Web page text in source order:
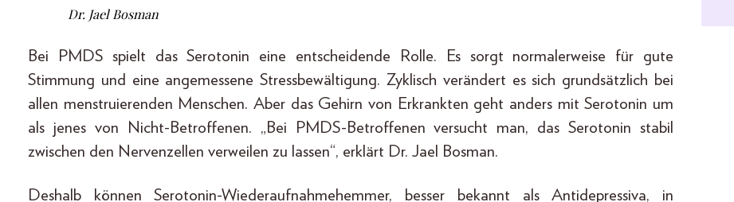
Dr. Jael Bosman
Bei PMDS spielt das Serotonin eine entscheidende Rolle. Es sorgt normalerweise für gute
Stimmung und eine angemessene Stressbewältigung. Zyklisch verändert es sich grundsätzlich bei
allen menstruierenden Menschen. Aber das Gehirn von Erkrankten geht anders mit Serotonin um
als jenes von Nicht-Betroffenen. „Bei PMDS-Betroffenen versucht man, das Serotonin stabil
zwischen den Nervenzellen verweilen zu lassen“, erklärt Dr. Jael Bosman.
Deshalb können Serotonin-Wiederaufnahmehemmer, besser bekannt als Antidepressiva, in